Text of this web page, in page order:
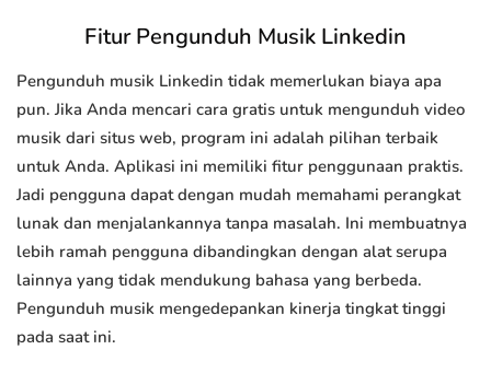
Fitur Pengunduh Musik Linkedin
Pengunduh musik Linkedin tidak memerlukan biaya apa
pun. Jika Anda mencari cara gratis untuk mengunduh video
musik dari situs web, program ini adalah pilihan terbaik
untuk Anda. Aplikasi ini memiliki fitur penggunaan praktis.
Jadi pengguna dapat dengan mudah memahami perangkat
lunak dan menjalankannya tanpa masalah. Ini membuatnya
lebih ramah pengguna dibandingkan dengan alat serupa
lainnya yang tidak mendukung bahasa yang berbeda.
Pengunduh musik mengedepankan kinerja tingkat tinggi
pada saat ini.